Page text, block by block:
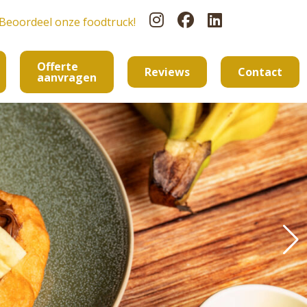
Beoordeel onze foodtruck!
Offerte
aanvragen Reviews Contact